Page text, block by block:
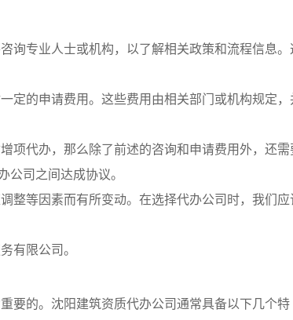
询专业人士或机构，以了解相关政策和流程信息。
定的申请费用。这些费用由相关部门或机构规定，
项代办，那么除了前述的咨询和申请费用外，还需
公司之间达成协议。
整等因素而有所变动。在选择代办公司时，我们应
有限公司。
要的。沈阳建筑资质代办公司通常具备以下几个特